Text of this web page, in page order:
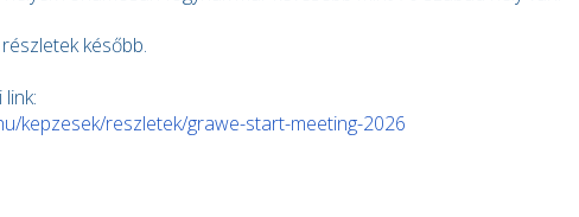
később.
link:
kepzesek/reszletek/grawe-start-meeting-2026